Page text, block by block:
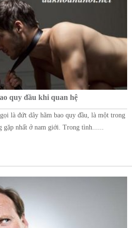
quy đầu khi quan hệ
là đứt dây hãm bao quy đầu, là một trong
gặp nhất ở nam giới. Trong tình......